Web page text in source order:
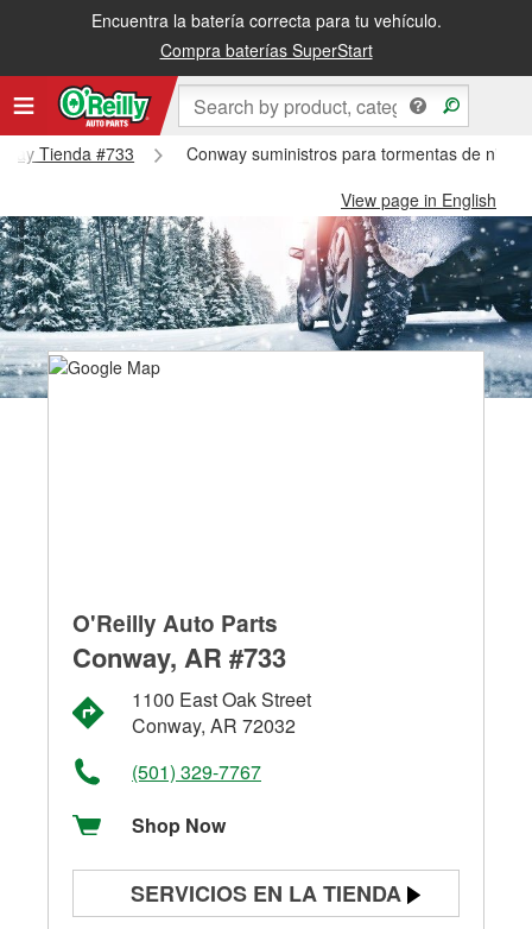
Encuentra la batería correcta para tu vehículo.
Compra baterías SuperStart
Tienda #733
Conway suministros para tormentas de
View page in English
O'Reilly Auto Parts
Conway, AR #733
1100 East Oak Street
Conway, AR 72032
(501) 329-7767
Shop Now
SERVICIOS EN LA TIENDA